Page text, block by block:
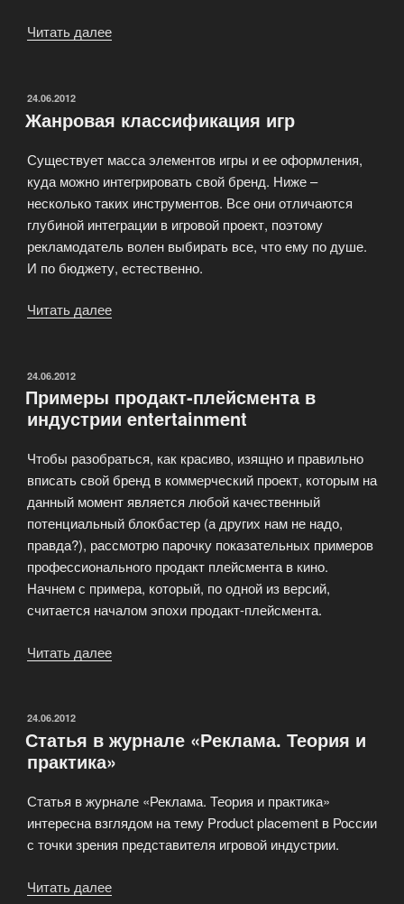
Читать далее
ОПУБЛИКОВАНО
24.06.2012
Жанровая классификация игр
Существует масса элементов игры и ее оформления,
куда можно интегрировать свой бренд. Ниже –
несколько таких инструментов. Все они отличаются
глубиной интеграции в игровой проект, поэтому
рекламодатель волен выбирать все, что ему по душе.
И по бюджету, естественно.
Читать далее
ОПУБЛИКОВАНО
24.06.2012
Примеры продакт-плейсмента в
индустрии entertainment
Чтобы разобраться, как красиво, изящно и правильно
вписать свой бренд в коммерческий проект, которым на
данный момент является любой качественный
потенциальный блокбастер (а других нам не надо,
правда?), рассмотрю парочку показательных примеров
профессионального продакт плейсмента в кино.
Начнем с примера, который, по одной из версий,
считается началом эпохи продакт-плейсмента.
Читать далее
индустрии
entertainment»
ОПУБЛИКОВАНО
24.06.2012
Статья в журнале «Реклама. Теория и
практика»
Статья в журнале «Реклама. Теория и практика»
интересна взглядом на тему Product placement в России
с точки зрения представителя игровой индустрии.
Читать далее